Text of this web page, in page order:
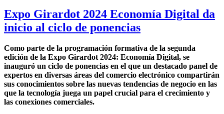
Expo Girardot 2024 Economía Digital da
inicio al ciclo de ponencias
Como parte de la programación formativa de la segunda
edición de la Expo Girardot 2024: Economía Digital, se
inauguró un ciclo de ponencias en el que un destacado panel de
expertos en diversas áreas del comercio electrónico compartirán
sus conocimientos sobre las nuevas tendencias de negocio en las
que la tecnología juega un papel crucial para el crecimiento y
las conexiones comerciales.